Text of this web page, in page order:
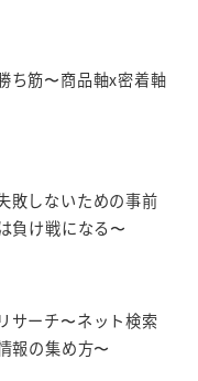
ち筋〜商品軸x密着軸
敗しないための事前
負け戦になる〜
サーチ〜ネット検索
報の集め方〜